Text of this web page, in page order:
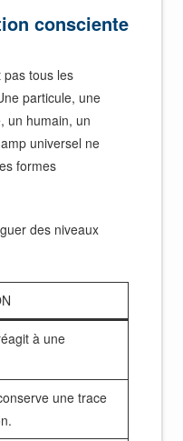
consciente
pas tous les
particule, une
un humain, un
universel ne
formes
des niveaux
à une
une trace